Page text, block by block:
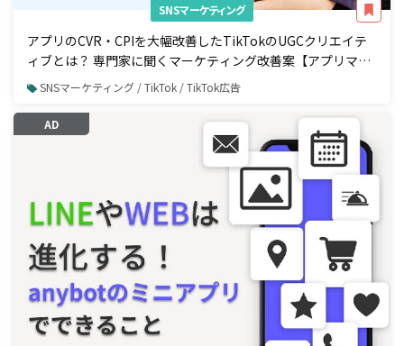
SNSマーケティング
アプリのCVR・CPIを大幅改善したTikTokのUGCクリエイテ
ィブとは？ 専門家に聞くマーケティング改善案【アプリマー
ケティング編】
SNSマーケティング / TikTok / TikTok広告
AD